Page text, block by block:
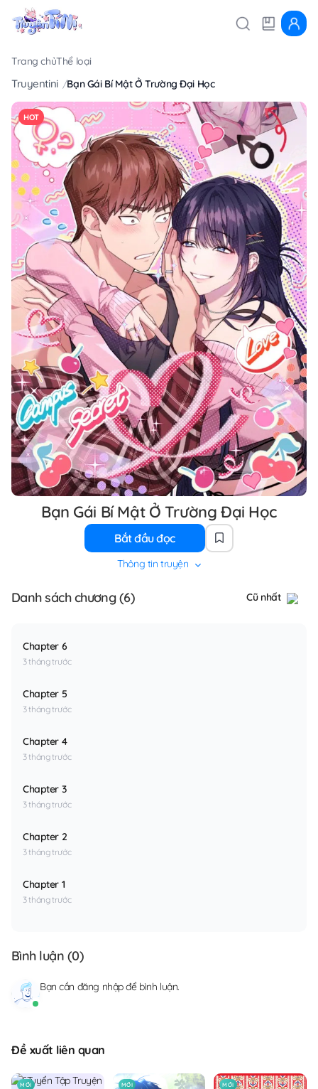
Trang chủThể loại
Truyentini Bạn Gái Bí Mật Ở Trường Đại Học
HOT
Bạn Gái Bí Mật Ở Trường Đại Học
Bắt đầu đọc
Thông tin truyện
Danh sách chương (6) Cũ nhất
Chapter 6
3 tháng trước
Chapter 5
3 tháng trước
Chapter 4
3 tháng trước
Chapter 3
3 tháng trước
Chapter 2
3 tháng trước
Chapter 1
3 tháng trước
Bình luận (0)
Bạn cần đăng nhậpđể bình luận.
Đề xuất liên quan
MỚI MỚI MỚI